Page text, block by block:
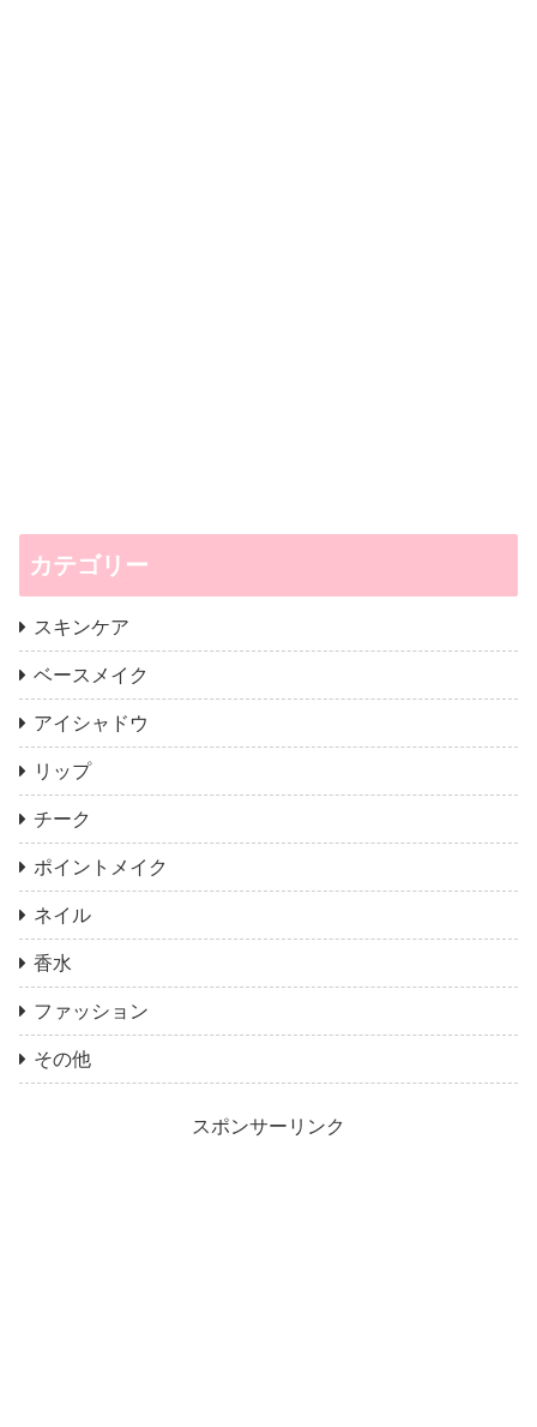
カテゴリー
スキンケア
ベースメイク
アイシャドウ
リップ
チーク
ポイントメイク
ネイル
香水
ファッション
その他
スポンサーリンク